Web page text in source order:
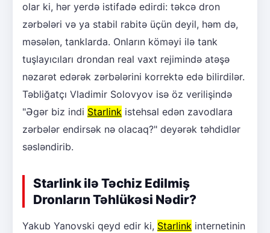
olar ki, hər yerdə istifadə edirdi: təkcə dron
zərbələri və ya stabil rabitə üçün deyil, həm də,
məsələn, tanklarda. Onların köməyi ilə tank
tuşlayıcıları drondan real vaxt rejimində atəşə
nəzarət edərək zərbələrini korrektə edə bilirdilər.
Təbliğatçı Vladimir Solovyov isə öz verilişində
"Əgər biz indi Starlink istehsal edən zavodlara
zərbələr endirsək nə olacaq?" deyərək təhdidlər
səsləndirib.
Starlink ilə Təchiz Edilmiş
Dronların Təhlükəsi Nədir?
Yakub Yanovski qeyd edir ki, Starlink internetinin